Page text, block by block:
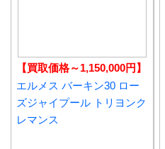
【買取価格～1,150,000円】
エルメス バーキン30 ロー
ズジャイプール トリヨンク
レマンス